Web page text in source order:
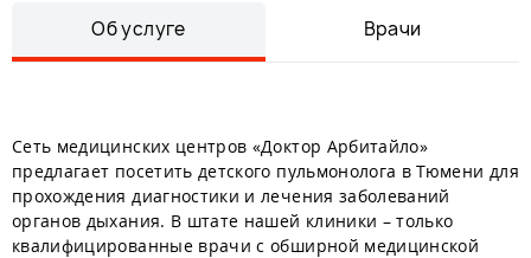
Об услуге Врачи
Сеть медицинских центров «Доктор Арбитайло»
предлагает посетить детского пульмонолога в Тюмени для
прохождения диагностики и лечения заболеваний
органов дыхания. В штате нашей клиники – только
квалифицированные врачи с обширной медицинской